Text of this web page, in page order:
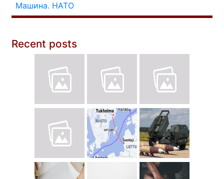
Машина. НАТО
Recent posts